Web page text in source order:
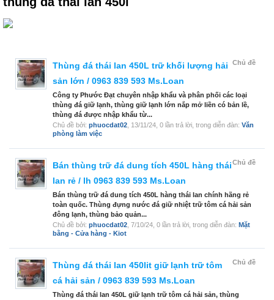
Chủ đề
Thùng đá thái lan 450L trữ khối lượng hải
sản lớn / 0963 839 593 Ms.Loan
Công ty Phước Đạt chuyên nhập khẩu và phân phối các loại
thùng đá giữ lạnh, thùng giữ lạnh lớn nắp mở liền có bản lề,
thùng đá được nhập khẩu từ...
Chủ đề bởi: phuocdat02 13/11/24 , 0 lần trả lời, trong diễn đàn: Văn
phòng làm việc
Chủ đề
Bán thùng trữ đá dung tích 450L hàng thái
lan rẻ / lh 0963 839 593 Ms.Loan
Bán thùng trữ đá dung tích 450L hàng thái lan chính hãng rẻ
toàn quốc. Thùng đựng nước đá giữ nhiệt trữ tôm cá hải sản
đông lạnh, thùng bảo quản...
Chủ đề bởi: phuocdat02 7/10/24 , 0 lần trả lời, trong diễn đàn: Mặt
bằng - Cửa hàng - Kiot
Chủ đề
Thùng đá thái lan 450lit giữ lạnh trữ tôm
cá hải sản / 0963 839 593 Ms.Loan
Thùng đá thái lan 450L giữ lạnh trữ tôm cá hải sản, thùng